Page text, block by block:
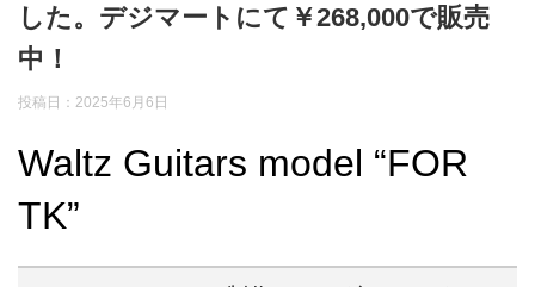
した。デジマートにて￥268,000で販売
中！
投稿日：2025年6月6日
Waltz Guitars model “FOR
TK”